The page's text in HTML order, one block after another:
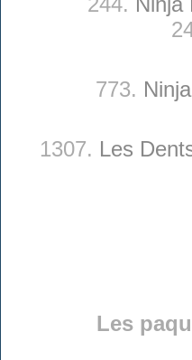
773.
1307. Les
Les